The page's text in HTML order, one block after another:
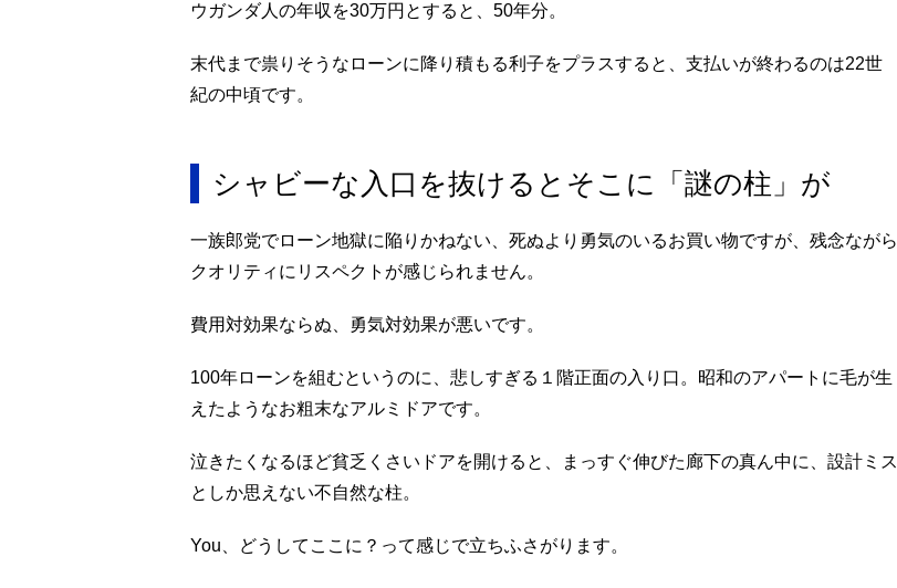
ウガンダ人の年収を30万円とすると、50年分。
末代まで祟りそうなローンに降り積もる利子をプラスすると、支払いが終わるのは22世
紀の中頃です。
シャビーな入口を抜けるとそこに「謎の柱」が
一族郎党でローン地獄に陥りかねない、死ぬより勇気のいるお買い物ですが、残念ながら
クオリティにリスペクトが感じられません。
費用対効果ならぬ、勇気対効果が悪いです。
100年ローンを組むというのに、悲しすぎる１階正面の入り口。昭和のアパートに毛が生
えたようなお粗末なアルミドアです。
泣きたくなるほど貧乏くさいドアを開けると、まっすぐ伸びた廊下の真ん中に、設計ミス
としか思えない不自然な柱。
You、どうしてここに？って感じで立ちふさがります。